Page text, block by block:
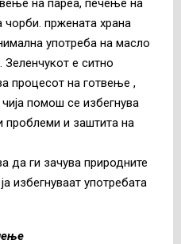
чорби. пржената храна
употреба на масло
Зеленчукот е ситно
процесот на готвење ,
помош се избегнува
проблеми и заштита на
да ги зачува природните
избегнуваат употребата